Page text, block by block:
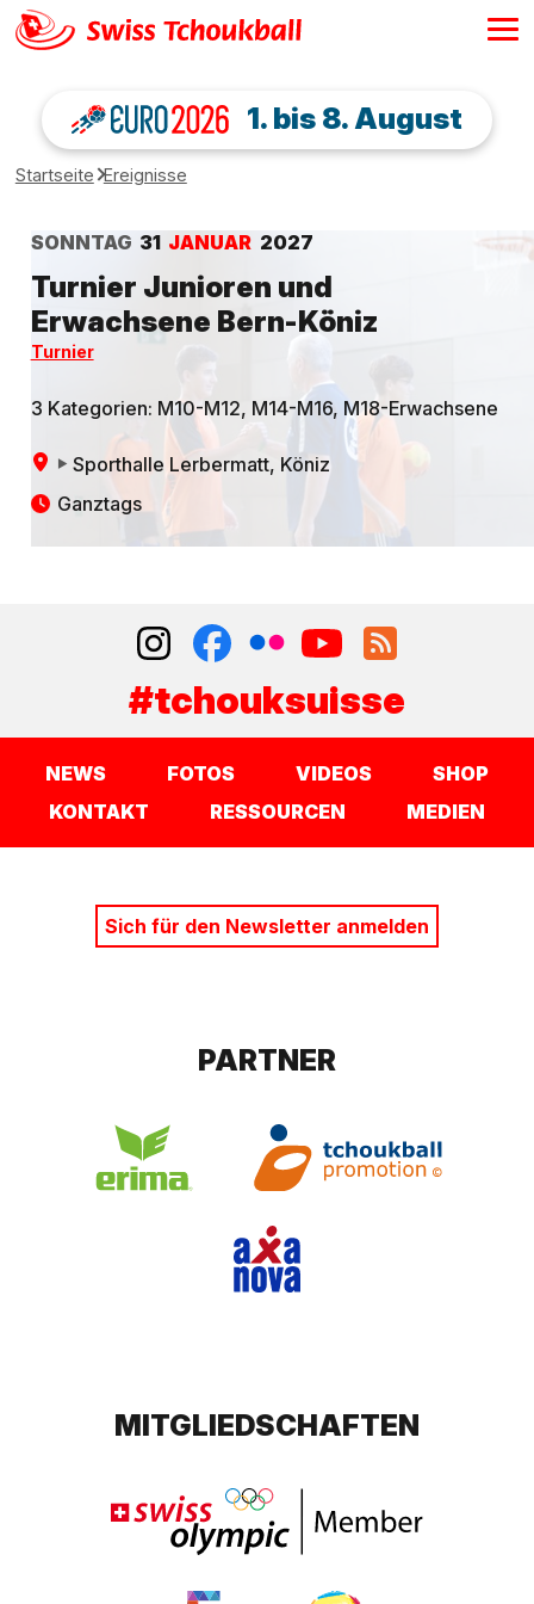
1. bis 8. August
Startseite Ereignisse
SONNTAG 31 JANUAR 2027
Turnier Junioren und
Erwachsene Bern-Köniz
Turnier
3 Kategorien: M10-M12, M14-M16, M18-Erwachsene
Sporthalle Lerbermatt, Köniz
Ganztags
#tchouksuisse
NEWS FOTOS VIDEOS
SHOP
KONTAKT
RESSOURCEN MEDIEN
Sich für den Newsletter anmelden
PARTNER
MITGLIEDSCHAFTEN